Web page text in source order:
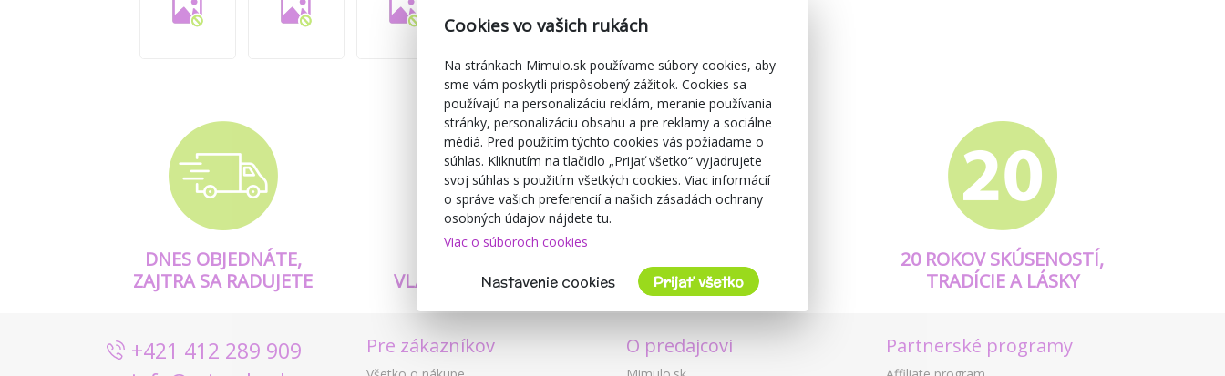
DNES OBJEDNÁTE,
ZAJTRA SA RADUJETE
VLASTNÉ PRODUKTY
A KVALITA
20 ROKOV SKÚSENOSTÍ,
TRADÍCIE A LÁSKY
+421 412 289 909
Pre zákazníkov O predajcovi Partnerské programy
Cookies vo vašich rukách
Na stránkach Mimulo.sk používame súbory cookies, aby
sme vám poskytli prispôsobený zážitok. Cookies sa
používajú na personalizáciu reklám, meranie používania
stránky, personalizáciu obsahu a pre reklamy a sociálne
médiá. Pred použitím týchto cookies vás požiadame o
súhlas. Kliknutím na tlačidlo „Prijať všetko“ vyjadrujete
svoj súhlas s použitím všetkých cookies. Viac informácií
o správe vašich preferencií a našich zásadách ochrany
osobných údajov nájdete tu.
Viac o súboroch cookies
Nastavenie cookies Prijať všetko